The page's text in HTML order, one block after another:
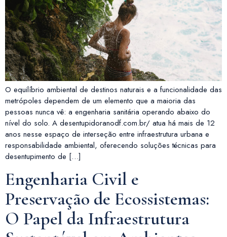
O equilíbrio ambiental de destinos naturais e a funcionalidade das
metrópoles dependem de um elemento que a maioria das
pessoas nunca vê: a engenharia sanitária operando abaixo do
nível do solo. A desentupidoranodf.com.br/ atua há mais de 12
anos nesse espaço de interseção entre infraestrutura urbana e
responsabilidade ambiental, oferecendo soluções técnicas para
desentupimento de […]
Engenharia Civil e
Preservação de Ecossistemas:
O Papel da Infraestrutura